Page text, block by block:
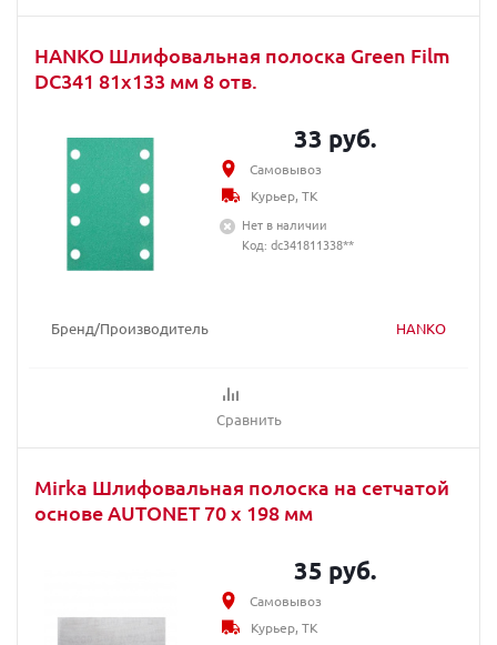
HANKO Шлифовальная полоска Green Film
DC341 81x133 мм 8 отв.
Бренд/Производитель HANKO
Сравнить
33 руб.
Самовывоз
Курьер, ТК
Нет в наличии
Код: dc341811338**
Mirka Шлифовальная полоска на сетчатой
основе AUTONET 70 x 198 мм
35 руб.
Самовывоз
Курьер, ТК